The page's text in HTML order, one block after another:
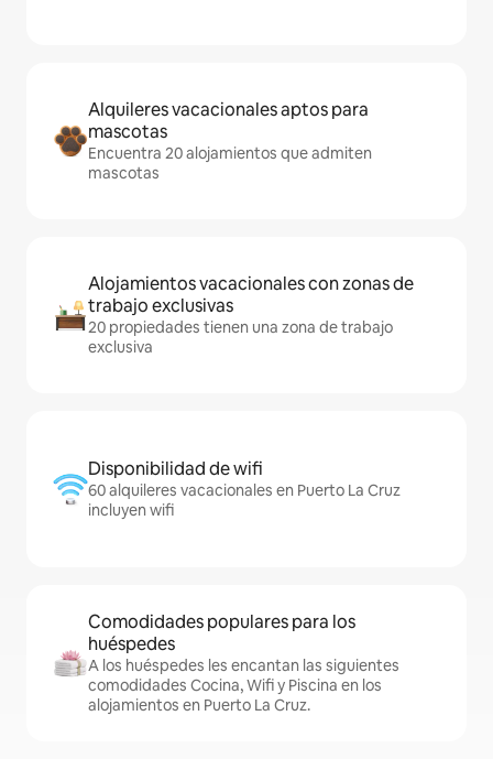
Alquileres vacacionales aptos para
mascotas
Encuentra 20 alojamientos que admiten
mascotas
Alojamientos vacacionales con zonas de
trabajo exclusivas
20 propiedades tienen una zona de trabajo
exclusiva
Disponibilidad de wifi
60 alquileres vacacionales en Puerto La Cruz
incluyen wifi
Comodidades populares para los
huéspedes
A los huéspedes les encantan las siguientes
comodidades Cocina, Wifi y Piscina en los
alojamientos en Puerto La Cruz.